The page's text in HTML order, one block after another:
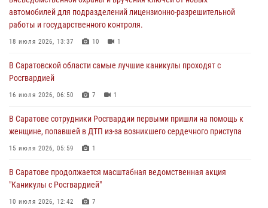
16 июля 2026, 06:50 7 1
В Саратове сотрудники Росгвардии первыми пришли на помощь к
женщине, попавшей в ДТП из-за возникшего сердечного приступа
В Саратове продолжается масштабная ведомственная акция
"Каникулы с Росгвардией"
В Саратовской области при содействии спецназа Росгвардии
задержан подозреваемый в незаконном обороте наркотиков
В Саратове для семей военнослужащих и сотрудников Росгвардии
состоялся большой семейный праздник
автомобилей для подразделений лицензионно-разрешительной
работы и государственного контроля.
18 июля 2026, 13:37 10 1
В Саратовской области самые лучшие каникулы проходят с
Росгвардией
16 июля 2026, 06:50 7 1
В Саратове сотрудники Росгвардии первыми пришли на помощь к
женщине, попавшей в ДТП из-за возникшего сердечного приступа
15 июля 2026, 05:59 1
В Саратове продолжается масштабная ведомственная акция
"Каникулы с Росгвардией"
10 июля 2026, 12:42 7